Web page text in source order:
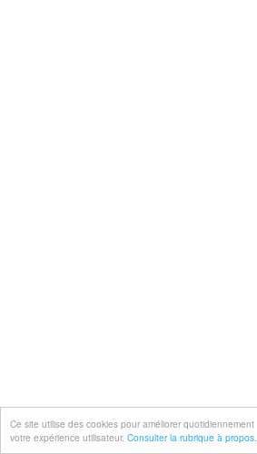
Ce site utilise des cookies pour améliorer quotidiennement
votre expérience utilisateur. Consulter la rubrique à propos.